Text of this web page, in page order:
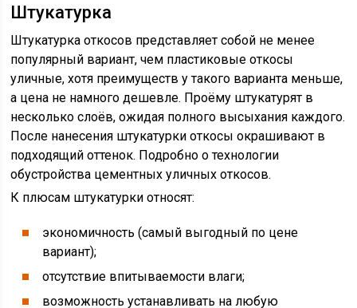
Штукатурка
Штукатурка откосов представляет собой не менее
популярный вариант, чем пластиковые откосы
уличные, хотя преимуществ у такого варианта меньше,
а цена не намного дешевле. Проёму штукатурят в
несколько слоёв, ожидая полного высыхания каждого.
После нанесения штукатурки откосы окрашивают в
подходящий оттенок. Подробно о технологии
обустройства цементных уличных откосов.
К плюсам штукатурки относят:
экономичность (самый выгодный по цене
вариант);
отсутствие впитываемости влаги;
возможность устанавливать на любую